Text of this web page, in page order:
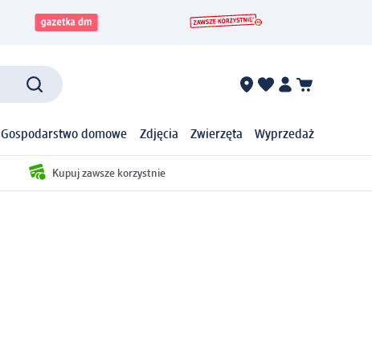
Gospodarstwo domowe Zdjęcia Zwierzęta Wyprzedaż
Kupuj zawsze korzystnie